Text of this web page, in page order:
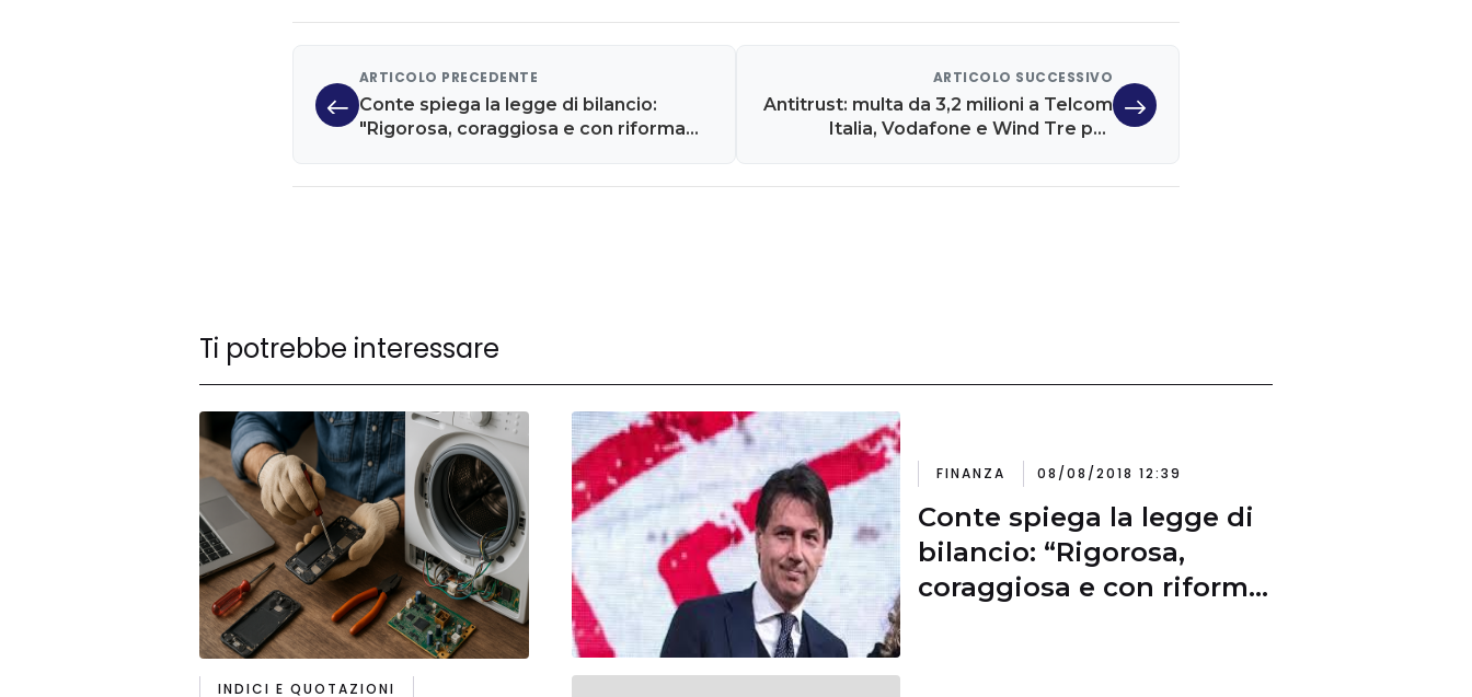
ARTICOLO PRECEDENTE
Conte spiega la legge di bilancio:
"Rigorosa, coraggiosa e con riforma
ARTICOLO SUCCESSIVO
Antitrust: multa da 3,2 milioni a Telcom
Italia, Vodafone e Wind Tre per
Ti potrebbe interessare
INDICI E QUOTAZIONI
FINANZA 08/08/2018 12:39
Conte spiega la legge di
bilancio: “Rigorosa,
coraggiosa e con riforma